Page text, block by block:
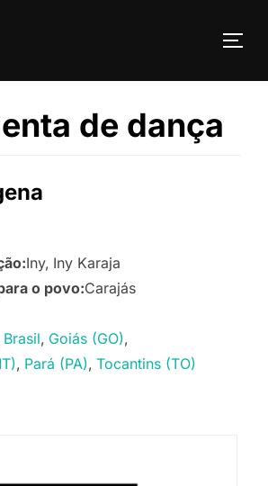
de dança
Iny Iny Karaja
o povo:Carajás
Brasil Goiás (GO)
Pará (PA) Tocantins (TO)